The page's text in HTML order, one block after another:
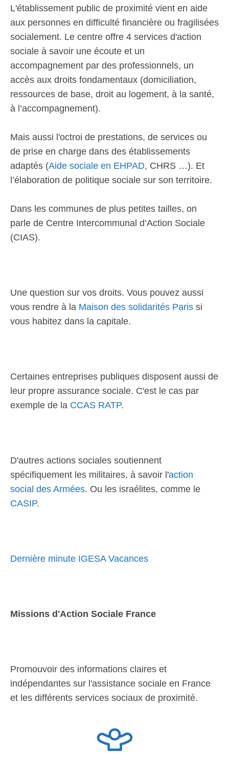
L'établissement public de proximité vient en aide
aux personnes en difficulté financière ou fragilisées
socialement. Le centre offre 4 services d'action
sociale à savoir une écoute et un
accompagnement par des professionnels, un
accès aux droits fondamentaux (domiciliation,
ressources de base, droit au logement, à la santé,
à l’accompagnement).
Mais aussi l'octroi de prestations, de services ou
de prise en charge dans des établissements
adaptés (Aide sociale en EHPAD, CHRS …). Et
l’élaboration de politique sociale sur son territoire.
Dans les communes de plus petites tailles, on
parle de Centre Intercommunal d’Action Sociale
(CIAS).
Une question sur vos droits. Vous pouvez aussi
vous rendre à la Maison des solidarités Paris si
vous habitez dans la capitale.
Certaines entreprises publiques disposent aussi de
leur propre assurance sociale. C'est le cas par
exemple de la CCAS RATP.
D'autres actions sociales soutiennent
spécifiquement les militaires, à savoir l'action
social des Armées. Ou les israélites, comme le
CASIP.
Dernière minute IGESA Vacances
Missions d'Action Sociale France
Promouvoir des informations claires et
indépendantes sur l'assistance sociale en France
et les différents services sociaux de proximité.